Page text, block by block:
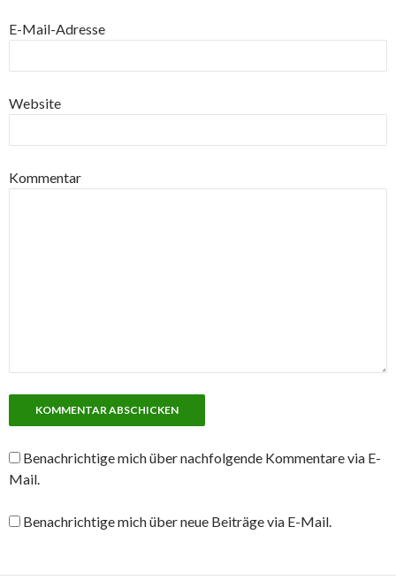
E-Mail-Adresse
Website
Kommentar
Benachrichtige mich über nachfolgende Kommentare via E-
Mail.
Benachrichtige mich über neue Beiträge via E-Mail.